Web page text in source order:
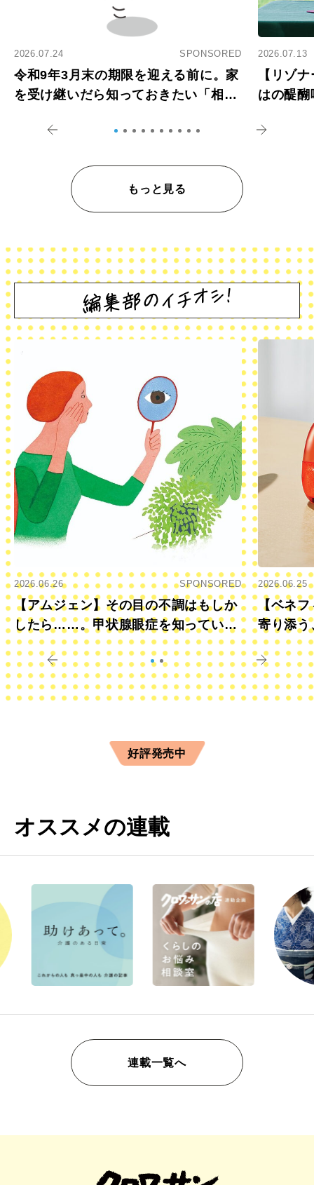
2026.07.24 SPONSORED
令和9年3月末の期限を迎える前に。家
を受け継いだら知っておきたい「相続
2026.07.13
【リゾ
はの醍
もっと見る
2026.06.26 SPONSORED
【アムジェン】その目の不調はもしか
したら……。甲状腺眼症を知っていま
すか？
2026.06.25
【ベネフ
寄り添う
きに
好評発売中
オススメの連載
連載一覧へ